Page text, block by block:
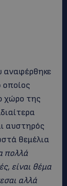
αναφέρθηκε
οποίος
χώρο της
αυστηρός
θεμέλια
πολλά
είναι θέμα
αλλά